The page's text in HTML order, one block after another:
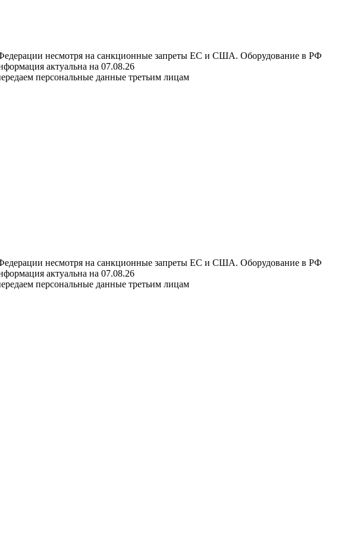
несмотря на санкционные запреты ЕС и США. Оборудование в РФ
актуальна на 07.08.26
персональные данные третьим лицам
несмотря на санкционные запреты ЕС и США. Оборудование в РФ
актуальна на 07.08.26
персональные данные третьим лицам